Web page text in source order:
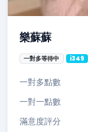
樂蘇蘇
一對多等待中 i349
一對多點數
一對一點數
滿意度評分